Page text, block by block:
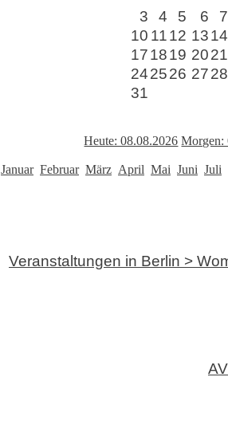
3 4 5 6
7
10 1112 1314
171819 2021
242526 2728
31
Heute: 08.08.2026 Morgen:
Januar Februar März April Mai Juni Juli
Veranstaltungen in Berlin >